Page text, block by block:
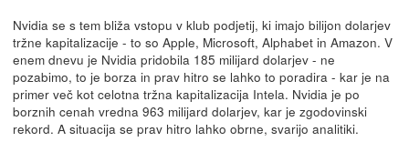
Nvidia se s tem bliža vstopu v klub podjetij, ki imajo bilijon dolarjev
tržne kapitalizacije - to so Apple, Microsoft, Alphabet in Amazon. V
enem dnevu je Nvidia pridobila 185 milijard dolarjev - ne
pozabimo, to je borza in prav hitro se lahko to poradira - kar je na
primer več kot celotna tržna kapitalizacija Intela. Nvidia je po
borznih cenah vredna 963 milijard dolarjev, kar je zgodovinski
rekord. A situacija se prav hitro lahko obrne, svarijo analitiki.